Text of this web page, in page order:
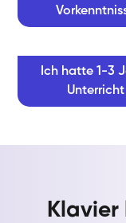
Ich hatte 1-3
Unterricht